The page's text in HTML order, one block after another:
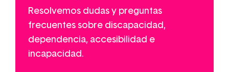
Resolvemos dudas y preguntas
frecuentes sobre discapacidad,
dependencia, accesibilidad e
incapacidad.